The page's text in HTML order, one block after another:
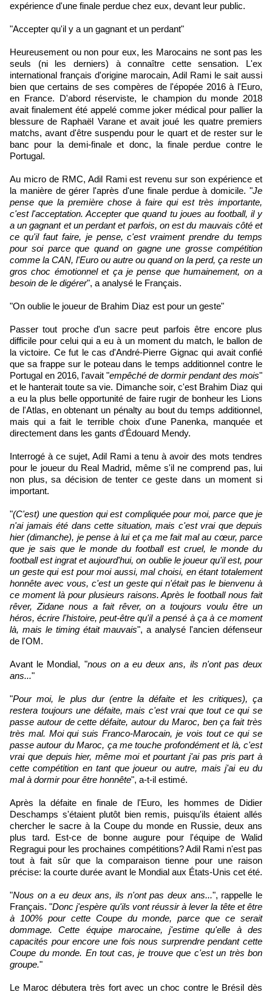
expérience d'une finale perdue chez eux, devant leur public.
"Accepter qu'il y a un gagnant et un perdant"
Heureusement ou non pour eux, les Marocains ne sont pas les
seuls (ni les derniers) à connaître cette sensation. L'ex
international français d'origine marocain, Adil Rami le sait aussi
bien que certains de ses compères de l'épopée 2016 à l'Euro,
en France. D'abord réserviste, le champion du monde 2018
avait finalement été appelé comme joker médical pour pallier la
blessure de Raphaël Varane et avait joué les quatre premiers
matchs, avant d'être suspendu pour le quart et de rester sur le
banc pour la demi-finale et donc, la finale perdue contre le
Portugal.
Au micro de RMC, Adil Rami est revenu sur son expérience et
la manière de gérer l'après d'une finale perdue à domicile. "Je
pense que la première chose à faire qui est très importante,
c'est l'acceptation. Accepter que quand tu joues au football, il y
a un gagnant et un perdant et parfois, on est du mauvais côté et
ce qu'il faut faire, je pense, c'est vraiment prendre du temps
pour soi parce que quand on gagne une grosse compétition
comme la CAN, l'Euro ou autre ou quand on la perd, ça reste un
gros choc émotionnel et ça je pense que humainement, on a
besoin de le digérer", a analysé le Français.
"On oublie le joueur de Brahim Diaz est pour un geste"
Passer tout proche d'un sacre peut parfois être encore plus
difficile pour celui qui a eu à un moment du match, le ballon de
la victoire. Ce fut le cas d'André-Pierre Gignac qui avait confié
que sa frappe sur le poteau dans le temps additionnel contre le
Portugal en 2016, l'avait "empêché de dormir pendant des mois"
et le hanterait toute sa vie. Dimanche soir, c'est Brahim Diaz qui
a eu la plus belle opportunité de faire rugir de bonheur les Lions
de l'Atlas, en obtenant un pénalty au bout du temps additionnel,
mais qui a fait le terrible choix d'une Panenka, manquée et
directement dans les gants d'Édouard Mendy.
Interrogé à ce sujet, Adil Rami a tenu à avoir des mots tendres
pour le joueur du Real Madrid, même s'il ne comprend pas, lui
non plus, sa décision de tenter ce geste dans un moment si
important.
"(C'est) une question qui est compliquée pour moi, parce que je
n'ai jamais été dans cette situation, mais c'est vrai que depuis
hier (dimanche), je pense à lui et ça me fait mal au cœur, parce
que je sais que le monde du football est cruel, le monde du
football est ingrat et aujourd'hui, on oublie le joueur qu'il est, pour
un geste qui est pour moi aussi, mal choisi, en étant totalement
honnête avec vous, c'est un geste qui n'était pas le bienvenu à
ce moment là pour plusieurs raisons. Après le football nous fait
rêver, Zidane nous a fait rêver, on a toujours voulu être un
héros, écrire l'histoire, peut-être qu'il a pensé à ça à ce moment
là, mais le timing était mauvais", a analysé l'ancien défenseur
de l'OM.
Avant le Mondial, "nous on a eu deux ans, ils n'ont pas deux
ans..."
"Pour moi, le plus dur (entre la défaite et les critiques), ça
restera toujours une défaite, mais c'est vrai que tout ce qui se
passe autour de cette défaite, autour du Maroc, ben ça fait très
très mal. Moi qui suis Franco-Marocain, je vois tout ce qui se
passe autour du Maroc, ça me touche profondément et là, c'est
vrai que depuis hier, même moi et pourtant j'ai pas pris part à
cette compétition en tant que joueur ou autre, mais j'ai eu du
mal à dormir pour être honnête", a-t-il estimé.
Après la défaite en finale de l'Euro, les hommes de Didier
Deschamps s'étaient plutôt bien remis, puisqu'ils étaient allés
chercher le sacre à la Coupe du monde en Russie, deux ans
plus tard. Est-ce de bonne augure pour l'équipe de Walid
Regragui pour les prochaines compétitions? Adil Rami n'est pas
tout à fait sûr que la comparaison tienne pour une raison
précise: la courte durée avant le Mondial aux États-Unis cet été.
"Nous on a eu deux ans, ils n'ont pas deux ans...", rappelle le
Français. "Donc j'espère qu'ils vont réussir à lever la tête et être
à 100% pour cette Coupe du monde, parce que ce serait
dommage. Cette équipe marocaine, j'estime qu'elle à des
capacités pour encore une fois nous surprendre pendant cette
Coupe du monde. En tout cas, je trouve que c'est un très bon
groupe."
Le Maroc débutera très fort avec un choc contre le Brésil dès